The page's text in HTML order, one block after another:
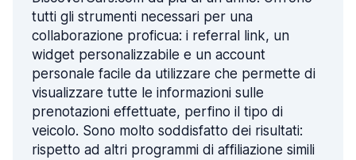
tutti gli strumenti necessari per una
collaborazione proficua: i referral link, un
widget personalizzabile e un account
personale facile da utilizzare che permette di
visualizzare tutte le informazioni sulle
prenotazioni effettuate, perfino il tipo di
veicolo. Sono molto soddisfatto dei risultati:
rispetto ad altri programmi di affiliazione simili